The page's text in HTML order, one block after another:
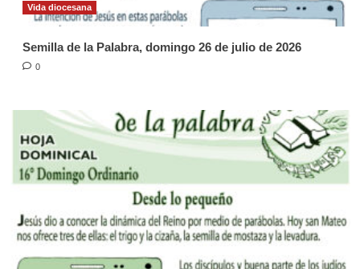
Vida diocesana
Semilla de la Palabra, domingo 26 de julio de 2026
0